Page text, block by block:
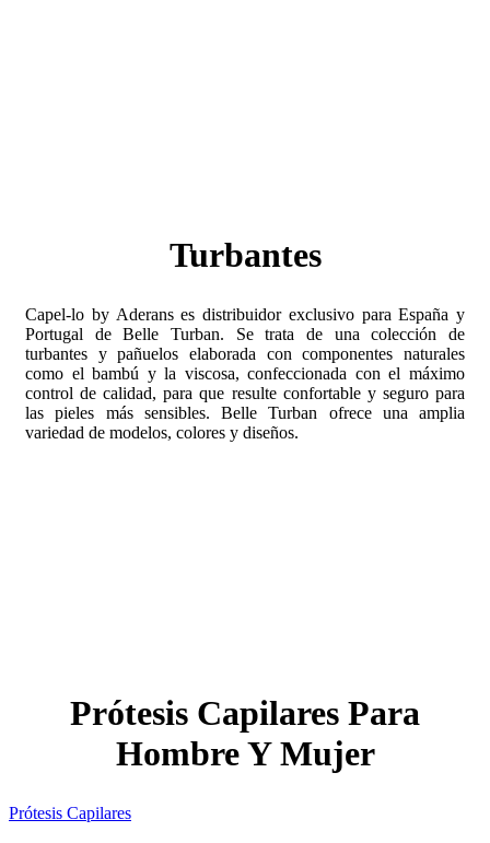
Turbantes
Capel-lo by Aderans es distribuidor exclusivo para España y
Portugal de Belle Turban. Se trata de una colección de
turbantes y pañuelos elaborada con componentes naturales
como el bambú y la viscosa, confeccionada con el máximo
control de calidad, para que resulte confortable y seguro para
las pieles más sensibles. Belle Turban ofrece una amplia
variedad de modelos, colores y diseños.
Prótesis Capilares Para
Hombre Y Mujer
Prótesis Capilares